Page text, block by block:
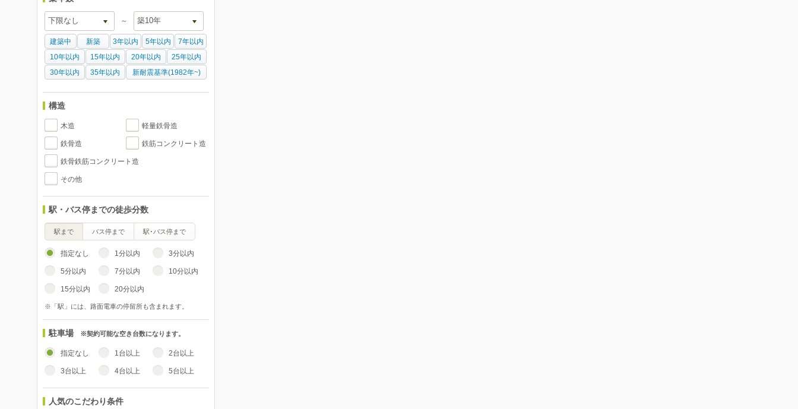
～
建築中 新築 3年以内 5年以内
7年以内
10年以内
15年以内 20年以内
25年以内
30年以内
35年以内 新耐震基準(1982年~)
構造
木造 軽量鉄骨造
鉄骨造 鉄筋コンクリート造
鉄骨鉄筋コンクリート造
その他
駅・バス停までの徒歩分数
駅まで バス停まで 駅･バス停まで
指定なし 1分以内 3分以内
5分以内 7分以内 10分以内
15分以内 20分以内
※「駅」には、路面電車の停留所も含まれます。
駐車場 ※契約可能な空き台数になります。
指定なし 1台以上 2台以上
3台以上 4台以上 5台以上
人気のこだわり条件